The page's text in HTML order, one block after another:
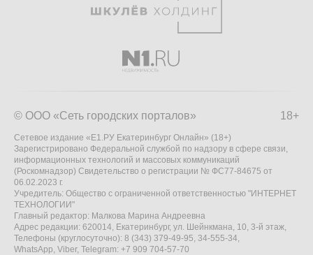
18+
© ООО «Сеть городских порталов»
Сетевое издание «Е1.РУ Екатеринбург Онлайн» (18+)
Зарегистрировано Федеральной службой по надзору в сфере связи,
информационных технологий и массовых коммуникаций
(Роскомнадзор) Свидетельство о регистрации № ФС77-84675 от
06.02.2023 г.
Учредитель: Общество с ограниченной ответственностью "ИНТЕРНЕТ
ТЕХНОЛОГИИ"
Главный редактор: Малкова Марина Андреевна
Адрес редакции: 620014, Екатеринбург, ул. Шейнкмана, 10, 3-й этаж,
Телефоны (круглосуточно): 8 (343) 379-49-95, 34-555-34,
WhatsApp, Viber, Telegram: +7 909 704-57-70